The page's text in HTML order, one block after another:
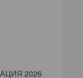
2026